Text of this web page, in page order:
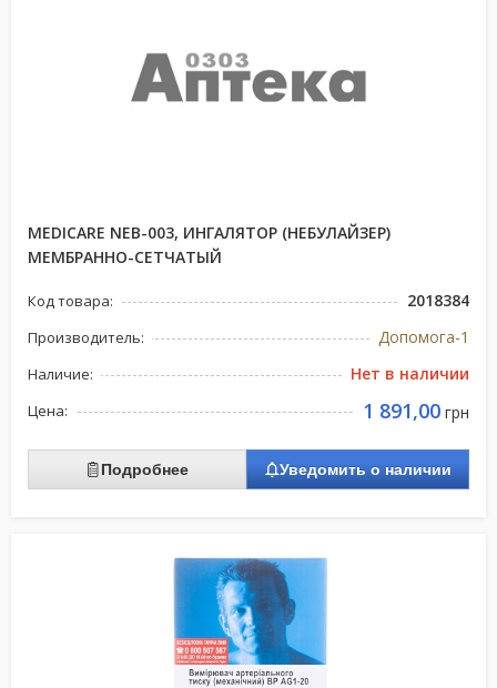
MEDICARE NEB-003, ИНГАЛЯТОР (НЕБУЛАЙЗЕР)
МЕМБРАННО-СЕТЧАТЫЙ
Код товара: 2018384
Производитель: Допомога-1
Наличие: Нет в наличии
Цена: 1 891,00 грн
Подробнее Уведомить о наличии